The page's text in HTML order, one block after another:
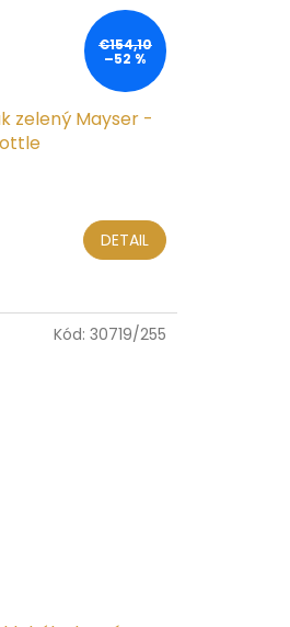
€154,10
–52 %
zelený Mayser -
DETAIL
Kód: 30719/255